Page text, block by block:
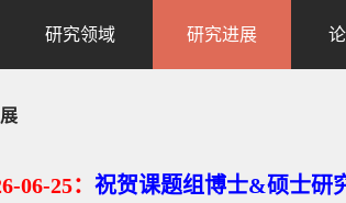
研究领域 研究进展
6-06-25： 祝贺课题组博士&硕士研